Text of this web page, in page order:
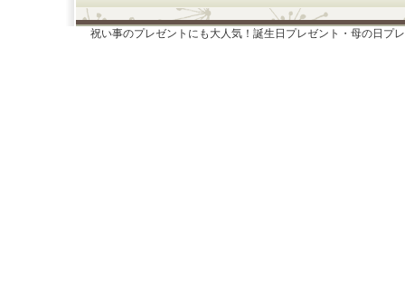
祝い事のプレゼントにも大人気！誕生日プレゼント・母の日プ